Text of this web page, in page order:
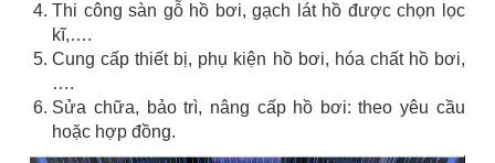
Thi công sàn gỗ hồ bơi, gạch lát hồ được chọn lọc
kĩ,….
Cung cấp thiết bị, phụ kiện hồ bơi, hóa chất hồ bơi,
….
Sửa chữa, bảo trì, nâng cấp hồ bơi: theo yêu cầu
hoặc hợp đồng.